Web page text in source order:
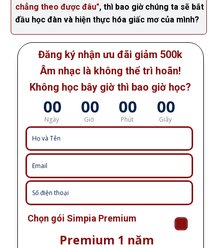
Đăng ký nhận ưu đãi giảm 500k
Âm nhạc là không thể trì hoãn!
Không học bây giờ thì bao giờ học?
00 00 00 00
Ngày Giờ Phút Giây
Chọn gói Simpia Premium
Premium 1 năm
chẳng theo được đâu", thì bao giờ chúng ta sẽ bắt
đầu học đàn và hiện thực hóa giấc mơ của mình?